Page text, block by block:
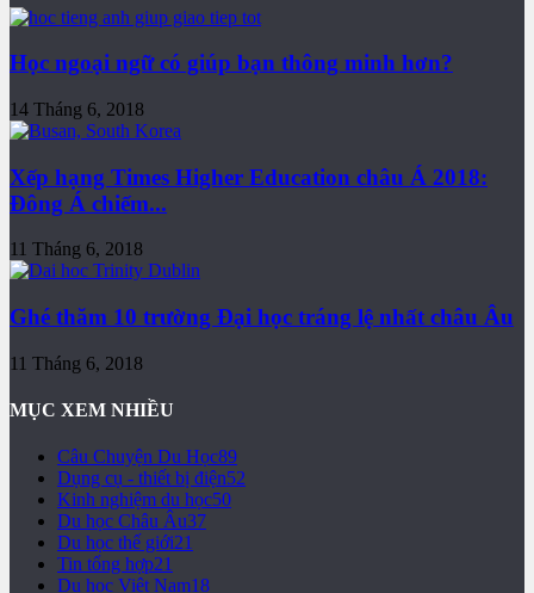
Học ngoại ngữ có giúp bạn thông minh hơn?
14 Tháng 6, 2018
Xếp hạng Times Higher Education châu Á 2018:
Đông Á chiếm...
11 Tháng 6, 2018
Ghé thăm 10 trường Đại học tráng lệ nhất châu Âu
11 Tháng 6, 2018
MỤC XEM NHIỀU
Câu Chuyện Du Học89
Dụng cụ - thiết bị điện52
Kinh nghiệm du học50
Du học Châu Âu37
Du học thế giới21
Tin tổng hợp21
Du học Việt Nam18